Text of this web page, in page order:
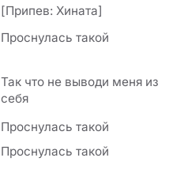
[Припев: Хината]
Проснулась такой
Так что не выводи меня из
себя
Проснулась такой
Проснулась такой